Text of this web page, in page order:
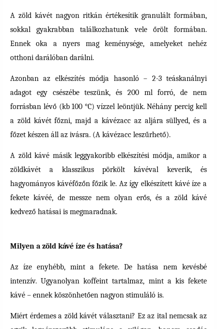
A zöld kávét nagyon ritkán értékesítik granulált formában,
sokkal gyakrabban találkozhatunk vele őrölt formában.
Ennek oka a nyers mag keménysége, amelyeket nehéz
otthoni darálóban darálni.
Azonban az elkészítés módja hasonló – 2-3 teáskanálnyi
adagot egy csészébe teszünk, és 200 ml forró, de nem
forrásban lévő (kb 100 °C) vízzel leöntjük. Néhány percig kell
a zöld kávét főzni, majd a kávézacc az aljára süllyed, és a
főzet készen áll az ivásra. (A kávézacc leszűrhető).
A zöld kávé másik leggyakoribb elkészítési módja, amikor a
zöldkávét a klasszikus pörkölt kávéval keverik, és
hagyományos kávéfőzőn főzik le. Az így elkészített kávé íze a
fekete kávéé, de messze nem olyan erős, és a zöld kávé
kedvező hatásai is megmaradnak.
Milyen a zöld kávé íze és hatása?
Az íze enyhébb, mint a fekete. De hatása nem kevésbé
intenzív. Ugyanolyan koffeint tartalmaz, mint a kis fekete
kávé – ennek köszönhetően nagyon stimuláló is.
Miért érdemes a zöld kávét választani? Ez az ital nemcsak az